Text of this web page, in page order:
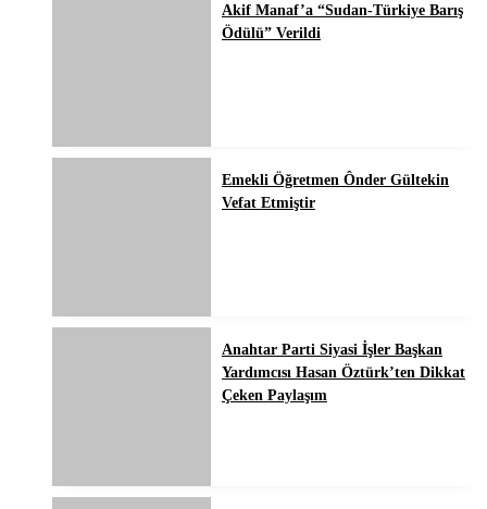
Akif Manaf’a “Sudan-Türkiye Barış
Ödülü” Verildi
Emekli Öğretmen Ônder Gültekin
Vefat Etmiştir
Anahtar Parti Siyasi İşler Başkan
Yardımcısı Hasan Öztürk’ten Dikkat
Çeken Paylaşım